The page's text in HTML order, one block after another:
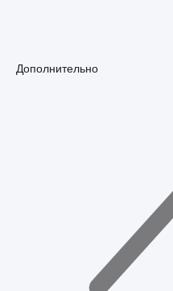
Дополнительно